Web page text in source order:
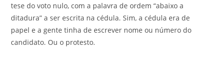
tese do voto nulo, com a palavra de ordem “abaixo a
ditadura” a ser escrita na cédula. Sim, a cédula era de
papel e a gente tinha de escrever nome ou número do
candidato. Ou o protesto.